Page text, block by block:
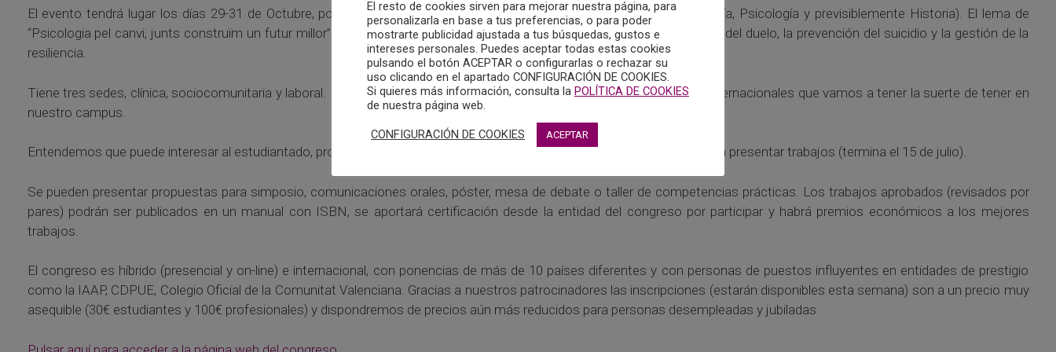
El evento tendrá lugar los días 29-31 de Octubre, por el aniversario de la DANA. En Blasco Ibáñez (Facultad de Filología, Psicología y previsiblemente Historia). El lema de
“Psicologia pel canvi, junts construïm un futur millor” y la temática será el trauma, el sufrimiento humano, la posvención del duelo, la prevención del suicidio y la gestión de la
resiliencia.
Tiene tres sedes, clínica, sociocomunitaria y laboral. En la web podéis ver el surtido de ponencias de lujo nacionales e internacionales que vamos a tener la suerte de tener en
nuestro campus.
Entendemos que puede interesar al estudiantado, profesionales de la psicología y profesorado. Sigue abierto el plazo para presentar trabajos (termina el 15 de julio).
Se pueden presentar propuestas para simposio, comunicaciones orales, póster, mesa de debate o taller de competencias prácticas. Los trabajos aprobados (revisados por
pares) podrán ser publicados en un manual con ISBN, se aportará certificación desde la entidad del congreso por participar y habrá premios económicos a los mejores
trabajos.
El congreso es híbrido (presencial y on-line) e internacional, con ponencias de más de 10 países diferentes y con personas de puestos influyentes en entidades de prestigio
como la IAAP, CDPUE, Colegio Oficial de la Comunitat Valenciana. Gracias a nuestros patrocinadores las inscripciones (estarán disponibles esta semana) son a un precio muy
asequible (30€ estudiantes y 100€ profesionales) y dispondremos de precios aún más reducidos para personas desempleadas y jubiladas.
El resto de cookies sirven para mejorar nuestra página, para
personalizarla en base a tus preferencias, o para poder
mostrarte publicidad ajustada a tus búsquedas, gustos e
intereses personales. Puedes aceptar todas estas cookies
pulsando el botón ACEPTAR o configurarlas o rechazar su
uso clicando en el apartado CONFIGURACIÓN DE COOKIES.
Si quieres más información, consulta la POLÍTICA DE COOKIES
de nuestra página web.
CONFIGURACIÓN DE COOKIES ACEPTAR